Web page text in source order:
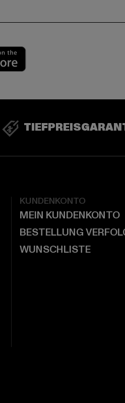
KUNDENKONTO
MEIN KUNDENKONTO
BESTELLUNG
WUNSCHLISTE